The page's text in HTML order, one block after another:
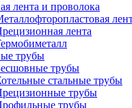
лента и проволока
лента
трубы
трубы
стальные трубы
трубы
трубы